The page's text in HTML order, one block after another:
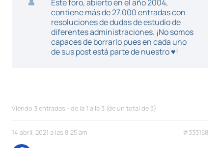
Este foro, abierto en el año 2004,
contiene más de 27.000 entradas con
resoluciones de dudas de estudio de
diferentes administraciones. ¡No somos
capaces de borrarlo pues en cada uno
de sus post está parte de nuestro ♥!
Viendo 3 entradas - de la 1 a la 3 (de un total de 3)
14 abril, 2021 a las 8:25 am #333158